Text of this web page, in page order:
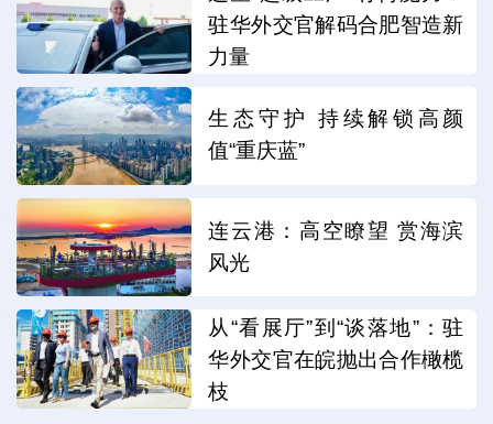
驻华外交官解码合肥智造新
力量
生态守护 持续解锁高颜
值“重庆蓝”
连云港：高空瞭望 赏海滨
风光
从“看展厅”到“谈落地”：驻
华外交官在皖抛出合作橄榄
枝